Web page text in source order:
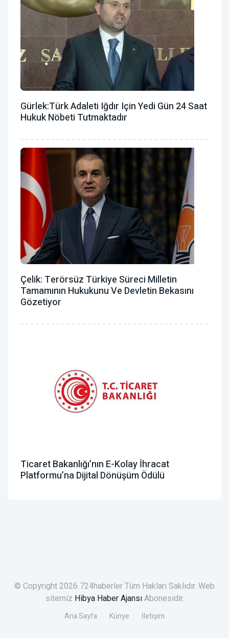
Gürlek:Türk Adaleti Iğdır Için Yedi Gün 24 Saat
Hukuk Nöbeti Tutmaktadır
Çelik: Terörsüz Türkiye Süreci Milletin
Tamamının Hukukunu Ve Devletin Bekasını
Gözetiyor
Ticaret Bakanlığı’nın E-Kolay İhracat
Platformu’na Dijital Dönüşüm Ödülü
© Copyright 2026 724haberler Tüm Hakları Saklıdır. Web
sitemiz Hibya Haber AjansıAbonesidir.
Ana Sayfa Künye İletişim